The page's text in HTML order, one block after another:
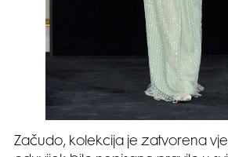
Začudo, kolekcija je zatvorena